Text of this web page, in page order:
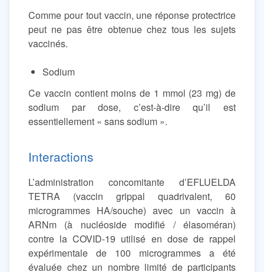
Comme pour tout vaccin, une réponse protectrice
peut ne pas être obtenue chez tous les sujets
vaccinés.
Sodium
Ce vaccin contient moins de 1 mmol (23 mg) de
sodium par dose, c’est-à-dire qu’il est
essentiellement « sans sodium ».
Interactions
L’administration concomitante d’EFLUELDA
TETRA (vaccin grippal quadrivalent, 60
microgrammes HA/souche) avec un vaccin à
ARNm (à nucléoside modifié / élasoméran)
contre la COVID-19 utilisé en dose de rappel
expérimentale de 100 microgrammes a été
évaluée chez un nombre limité de participants